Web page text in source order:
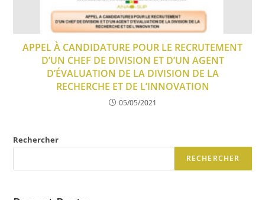
APPEL À CANDIDATURE POUR LE RECRUTEMENT
D’UN CHEF DE DIVISION ET D’UN AGENT
D’ÉVALUATION DE LA DIVISION DE LA
RECHERCHE ET DE L’INNOVATION
05/05/2021
Rechercher
RECHERCHER